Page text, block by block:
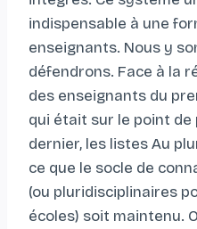
indispensable à une
enseignants. Nous y
défendrons. Face à la
des enseignants du
qui était sur le point
dernier, les listes Au
ce que le socle de
(ou pluridisciplinaires
écoles) soit maintenu.